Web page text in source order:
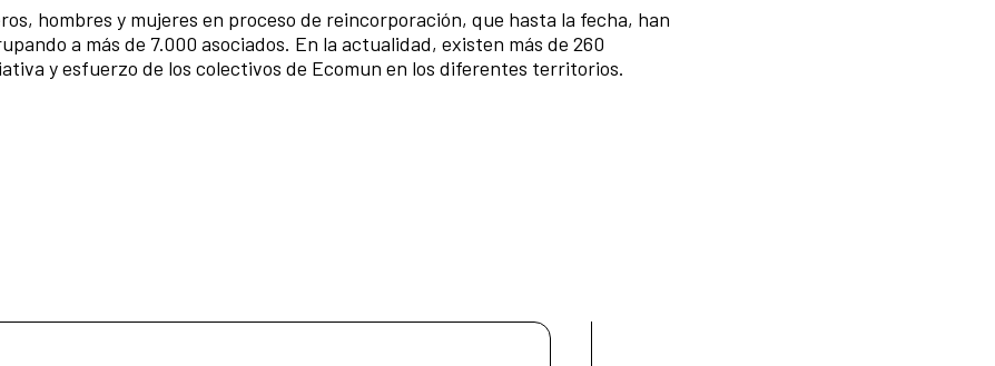
hombres y mujeres en proceso de reincorporación, que hasta la fecha, han
a más de 7.000 asociados. En la actualidad, existen más de 260
y esfuerzo de los colectivos de Ecomun en los diferentes territorios.​